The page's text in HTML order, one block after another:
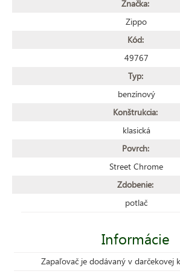
Značka:
Zippo
Kód:
49767
Typ:
benzínový
Konštrukcia:
klasická
Povrch:
Street Chrome
Zdobenie:
potlač
Informácie
Zapaľovač je dodávaný v darčekovej